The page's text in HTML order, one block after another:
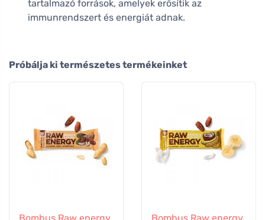
tartalmazó források, amelyek erősítik az
immunrendszert és energiát adnak.
Próbálja ki természetes termékeinket